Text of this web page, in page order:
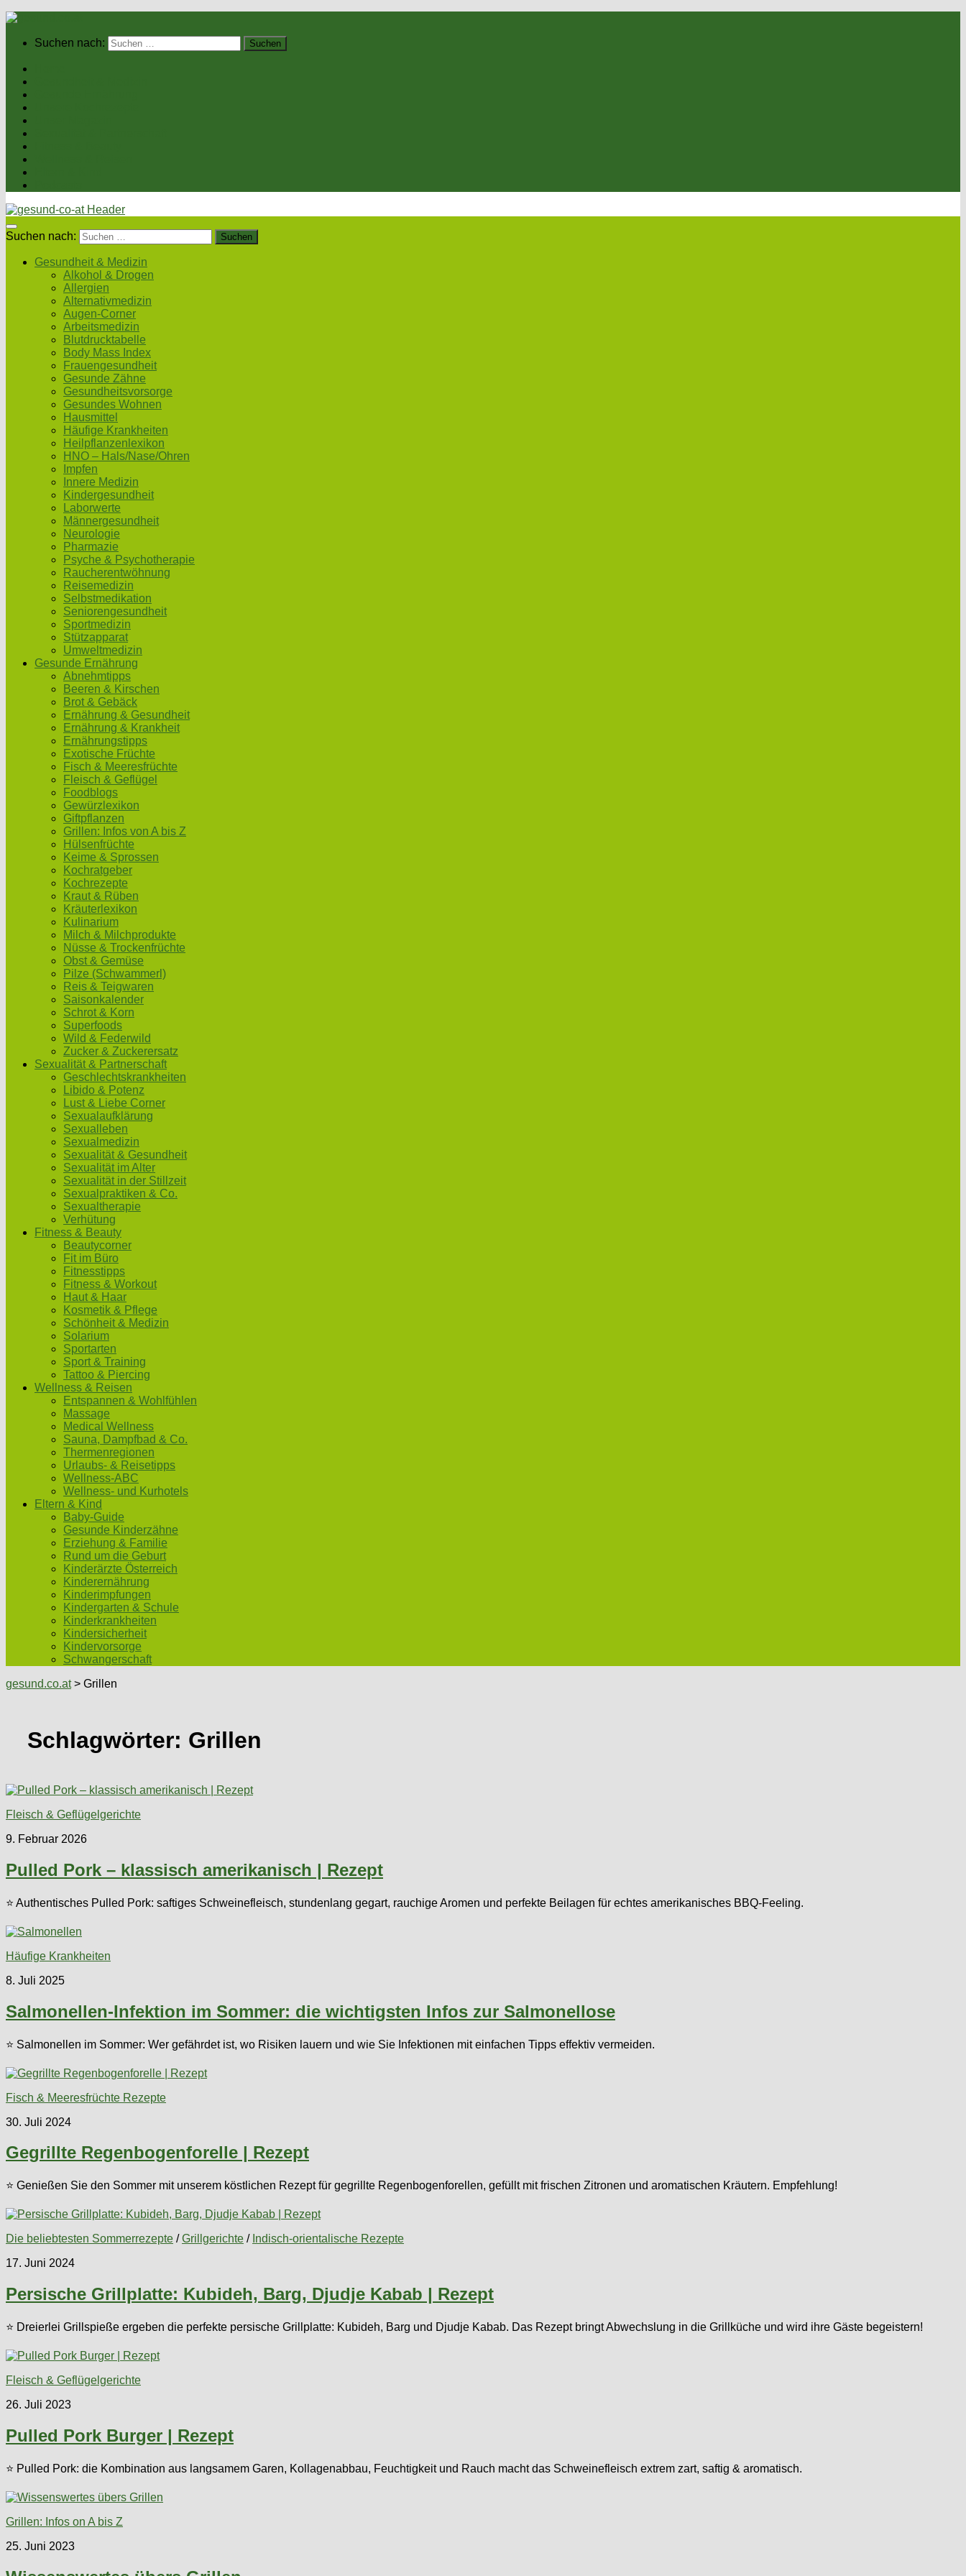
Suchen nach:
Suchen nach:
Gesundheit & Medizin
Alkohol & Drogen
Allergien
Alternativmedizin
Augen-Corner
Arbeitsmedizin
Blutdrucktabelle
Body Mass Index
Frauengesundheit
Gesunde Zähne
Gesundheitsvorsorge
Gesundes Wohnen
Hausmittel
Häufige Krankheiten
Heilpflanzenlexikon
HNO – Hals/Nase/Ohren
Impfen
Innere Medizin
Kindergesundheit
Laborwerte
Männergesundheit
Neurologie
Pharmazie
Psyche & Psychotherapie
Raucherentwöhnung
Reisemedizin
Selbstmedikation
Seniorengesundheit
Sportmedizin
Stützapparat
Umweltmedizin
Gesunde Ernährung
Abnehmtipps
Beeren & Kirschen
Brot & Gebäck
Ernährung & Gesundheit
Ernährung & Krankheit
Ernährungstipps
Exotische Früchte
Fisch & Meeresfrüchte
Fleisch & Geflügel
Foodblogs
Gewürzlexikon
Giftpflanzen
Grillen: Infos von A bis Z
Hülsenfrüchte
Keime & Sprossen
Kochratgeber
Kochrezepte
Kraut & Rüben
Kräuterlexikon
Kulinarium
Milch & Milchprodukte
Nüsse & Trockenfrüchte
Obst & Gemüse
Pilze (Schwammerl)
Reis & Teigwaren
Saisonkalender
Schrot & Korn
Superfoods
Wild & Federwild
Zucker & Zuckerersatz
Sexualität & Partnerschaft
Geschlechtskrankheiten
Libido & Potenz
Lust & Liebe Corner
Sexualaufklärung
Sexualleben
Sexualmedizin
Sexualität & Gesundheit
Sexualität im Alter
Sexualität in der Stillzeit
Sexualpraktiken & Co.
Sexualtherapie
Verhütung
Fitness & Beauty
Beautycorner
Fit im Büro
Fitnesstipps
Fitness & Workout
Haut & Haar
Kosmetik & Pflege
Schönheit & Medizin
Solarium
Sportarten
Sport & Training
Tattoo & Piercing
Wellness & Reisen
Entspannen & Wohlfühlen
Massage
Medical Wellness
Sauna, Dampfbad & Co.
Thermenregionen
Urlaubs- & Reisetipps
Wellness-ABC
Wellness- und Kurhotels
Eltern & Kind
Baby-Guide
Gesunde Kinderzähne
Erziehung & Familie
Rund um die Geburt
Kinderärzte Österreich
Kinderernährung
Kinderimpfungen
Kindergarten & Schule
Kinderkrankheiten
Kindersicherheit
Kindervorsorge
Schwangerschaft
gesund.co.at> Grillen
Schlagwörter: Grillen
Fleisch & Geflügelgerichte
9. Februar 2026
Pulled Pork – klassisch amerikanisch | Rezept
⭐ Authentisches Pulled Pork: saftiges Schweinefleisch, stundenlang gegart, rauchige Aromen und perfekte Beilagen für echtes amerikanisches BBQ-Feeling.
Häufige Krankheiten
8. Juli 2025
Salmonellen-Infektion im Sommer: die wichtigsten Infos zur Salmonellose
⭐ Salmonellen im Sommer: Wer gefährdet ist, wo Risiken lauern und wie Sie Infektionen mit einfachen Tipps effektiv vermeiden.
Fisch & Meeresfrüchte Rezepte
30. Juli 2024
Gegrillte Regenbogenforelle | Rezept
⭐ Genießen Sie den Sommer mit unserem köstlichen Rezept für gegrillte Regenbogenforellen, gefüllt mit frischen Zitronen und aromatischen Kräutern. Empfehlung!
Die beliebtesten Sommerrezepte /Grillgerichte / Indisch-orientalische Rezepte
17. Juni 2024
Persische Grillplatte: Kubideh, Barg, Djudje Kabab | Rezept
⭐ Dreierlei Grillspieße ergeben die perfekte persische Grillplatte: Kubideh, Barg und Djudje Kabab. Das Rezept bringt Abwechslung in die Grillküche und wird ihre Gäste begeistern!
Fleisch & Geflügelgerichte
26. Juli 2023
Pulled Pork Burger | Rezept
⭐ Pulled Pork: die Kombination aus langsamem Garen, Kollagenabbau, Feuchtigkeit und Rauch macht das Schweinefleisch extrem zart, saftig & aromatisch.
Grillen: Infos on A bis Z
25. Juni 2023